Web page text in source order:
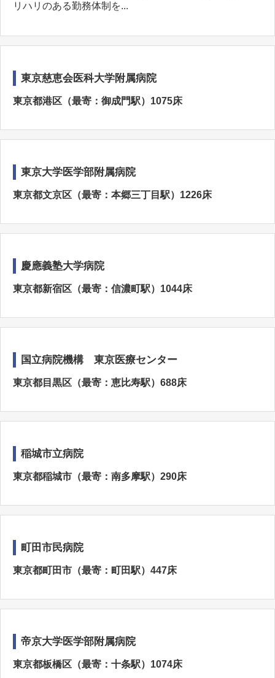
リハリのある勤務体制を...
東京慈恵会医科大学附属病院
東京都港区（最寄：御成門駅）1075床
東京大学医学部附属病院
東京都文京区（最寄：本郷三丁目駅）1226床
慶應義塾大学病院
東京都新宿区（最寄：信濃町駅）1044床
国立病院機構 東京医療センター
東京都目黒区（最寄：恵比寿駅）688床
稲城市立病院
東京都稲城市（最寄：南多摩駅）290床
町田市民病院
東京都町田市（最寄：町田駅）447床
帝京大学医学部附属病院
東京都板橋区（最寄：十条駅）1074床